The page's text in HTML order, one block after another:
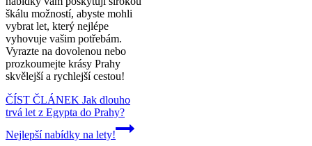
škálu možností, abyste mohli
vybrat let, který nejlépe
vyhovuje vašim potřebám.
Vyrazte na dovolenou nebo
prozkoumejte krásy Prahy
skvělejší a rychlejší cestou!
ČÍST ČLÁNEK Jak dlouho
trvá let z Egypta do Prahy?
Nejlepší nabídky na lety!